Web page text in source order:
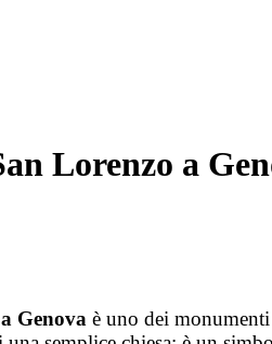
Lorenzo a
Genova è uno dei